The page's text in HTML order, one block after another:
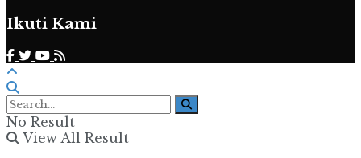
Ikuti Kami
No Result
View All Result